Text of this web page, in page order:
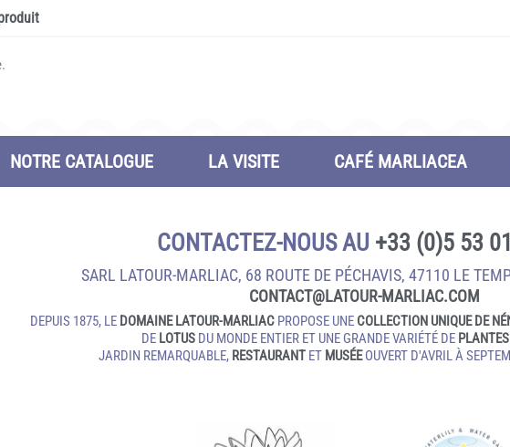
NOTRE CATALOGUE LA VISITE CAFÉ MARLIACEA
CONTACTEZ-NOUS AU +33 (0)5 53
SARL LATOUR-MARLIAC, 68 ROUTE DE PÉCHAVIS, 47110 LE
CONTACT@LATOUR‑MARLIAC.COM
DEPUIS 1875, LE DOMAINE LATOUR-MARLIACPROPOSE UNE COLLECTION UNIQUE DE
DE LOTUS DU MONDE ENTIER ET UNE GRANDE VARIÉTÉ DE
JARDIN REMARQUABLE, RESTAURANTET MUSÉEOUVERT D'AVRIL À